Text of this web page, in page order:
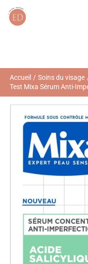
Accueil
Soins du visage
Test Mixa Sérum Anti-
R
e
r
c